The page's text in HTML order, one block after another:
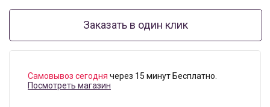
Заказать в один клик
Самовывоз сегодня через 15 минут Бесплатно.
Посмотреть магазин